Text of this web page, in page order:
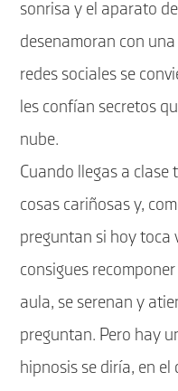
sonrisa y el aparato
desenamoran con
redes sociales se
les confían secretos
nube.
Cuando llegas a clase
cosas cariñosas y,
preguntan si hoy toca
consigues
aula, se serenan y
preguntan. Pero hay
hipnosis se diría, en